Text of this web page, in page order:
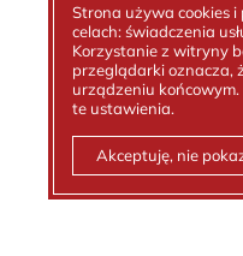
Strona używa cookies
celach: świadczenia
Korzystanie z witryny
przeglądarki oznacza,
urządzeniu końcowym.
te ustawienia.
Akceptuję, nie